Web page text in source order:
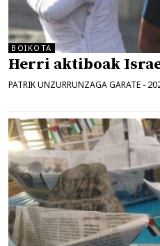
BOIKOTA
Herri aktiboak
PATRIK UNZURRUNZAGA GARATE -